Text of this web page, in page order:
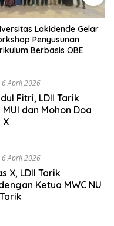
Lakidende Gelar
Penyusunan
Berbasis OBE
6 April 2026
Fitri, LDII Tarik
dan Mohon Doa
X
6 April 2026
X, LDII Tarik
Ketua MWC NU